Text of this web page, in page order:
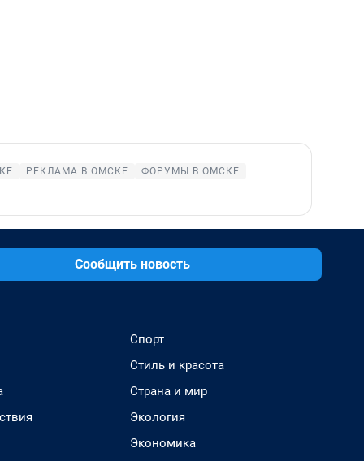
РЕКЛАМА В ОМСКЕ
ФОРУМЫ В ОМСКЕ
Сообщить новость
Спорт
Стиль и красота
Страна и мир
Экология
Экономика